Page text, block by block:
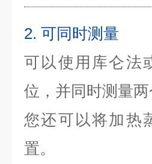
2. 可同时测量
可以使用库仑法
位，并同时测量两
您还可以将加热
置。